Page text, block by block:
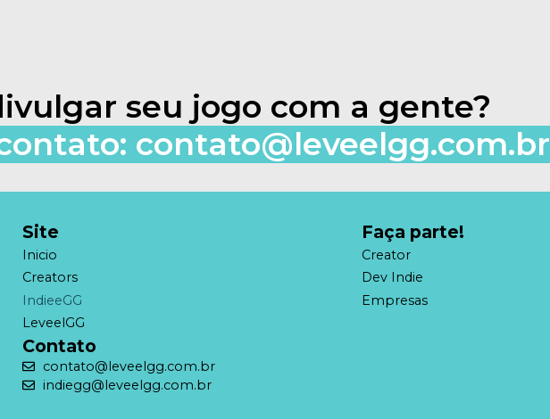
seu jogo com a gente?
contato@leveelgg.com.br
Site
Inicio
Creators
IndieeGG
LeveelGG
Contato
contato@leveelgg.com.br
indiegg@leveelgg.com.br
Faça parte!
Creator
Dev Indie
Empresas